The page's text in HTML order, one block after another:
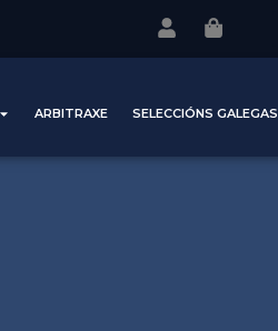
ARBITRAXE SELECCIÓNS GALEGAS